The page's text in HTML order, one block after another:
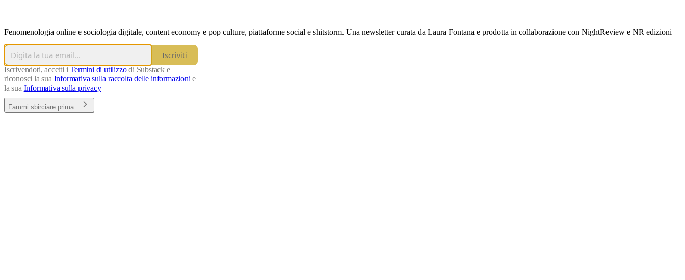
Fenomenologia online e sociologia digitale, content economy e pop culture, piattaforme social e shitstorm. Una newsletter curata da Laura Fontana e prodotta in collaborazione con NightReview e NR edizioni
Iscriviti
Iscrivendoti, accetti iTermini di utilizzodi Substack e
riconosci la sua Informativa sulla raccolta delle informazioni e
la sua Informativa sulla privacy
Fammi sbirciare prima...